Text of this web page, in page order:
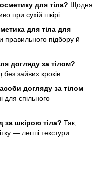
для тіла? Щодня
при сухій шкірі.
для тіла для
правильного підбору й
догляду за тілом?
зайвих кроків.
догляду за тілом
для спільного
за шкірою тіла? Так,
— легші текстури.